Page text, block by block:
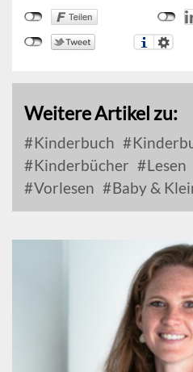
Weitere Artikel zu:
Kinderbuch
Kinderbücher
Lesen
Vorlesen
Baby &